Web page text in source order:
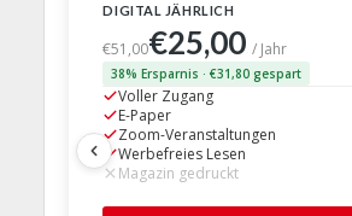
DIGITAL JÄHRLICH
€51,00€25,00/ Jahr
38% Ersparnis · €31,80 gespart
Voller Zugang
E-Paper
Zoom-Veranstaltungen
Werbefreies Lesen
Magazin gedruckt